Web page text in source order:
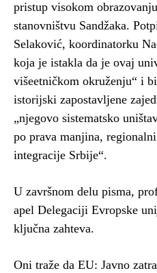
pristup visokom
stanovništvu Sandžaka.
Selaković, koordinatorku
koja je istakla da je ovaj
višeetničkom okruženju“ i
istorijski zapostavljene
„njegovo sistematsko
po prava manjina,
integracije Srbije“.
U završnom delu pisma,
apel Delegaciji Evropske
ključna zahteva.
Oni traže da EU: Javno